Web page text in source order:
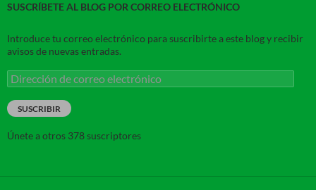
SUSCRÍBETE AL BLOG POR CORREO ELECTRÓNICO
Introduce tu correo electrónico para suscribirte a este blog y recibir
avisos de nuevas entradas.
Dirección
de
correo
electrónico
SUSCRIBIR
Únete a otros 378 suscriptores